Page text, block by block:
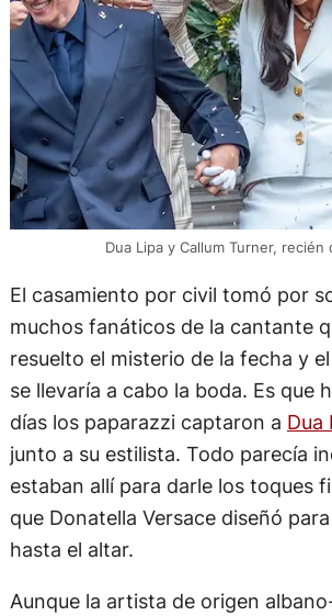
Dua Lipa y Callum Turner, recién
El casamiento por civil tomó por
muchos fanáticos de la cantante
resuelto el misterio de la fecha y
se llevaría a cabo la boda. Es que
días los paparazzi captaron a Dua
junto a su estilista. Todo parecía
estaban allí para darle los toques
que Donatella Versace diseñó
hasta el altar.
Aunque la artista de origen